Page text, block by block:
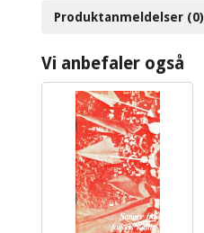
Produktanmeldelser (0)
Vi anbefaler også